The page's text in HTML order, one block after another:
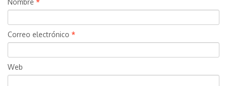
Nombre *
Correo electrónico *
Web